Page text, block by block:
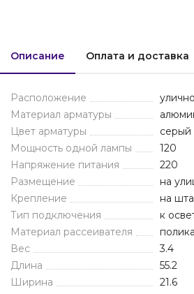
Описание Оплата и доставка
Расположение
Материал арматуры
Цвет арматуры
серый
Мощность одной лампы
120
Напряжение питания
220
Размещение
на
Крепление
на
Тип подключения
к
Материал рассеивателя
Вес
3.4
Длина
55.2
Ширина
21.6